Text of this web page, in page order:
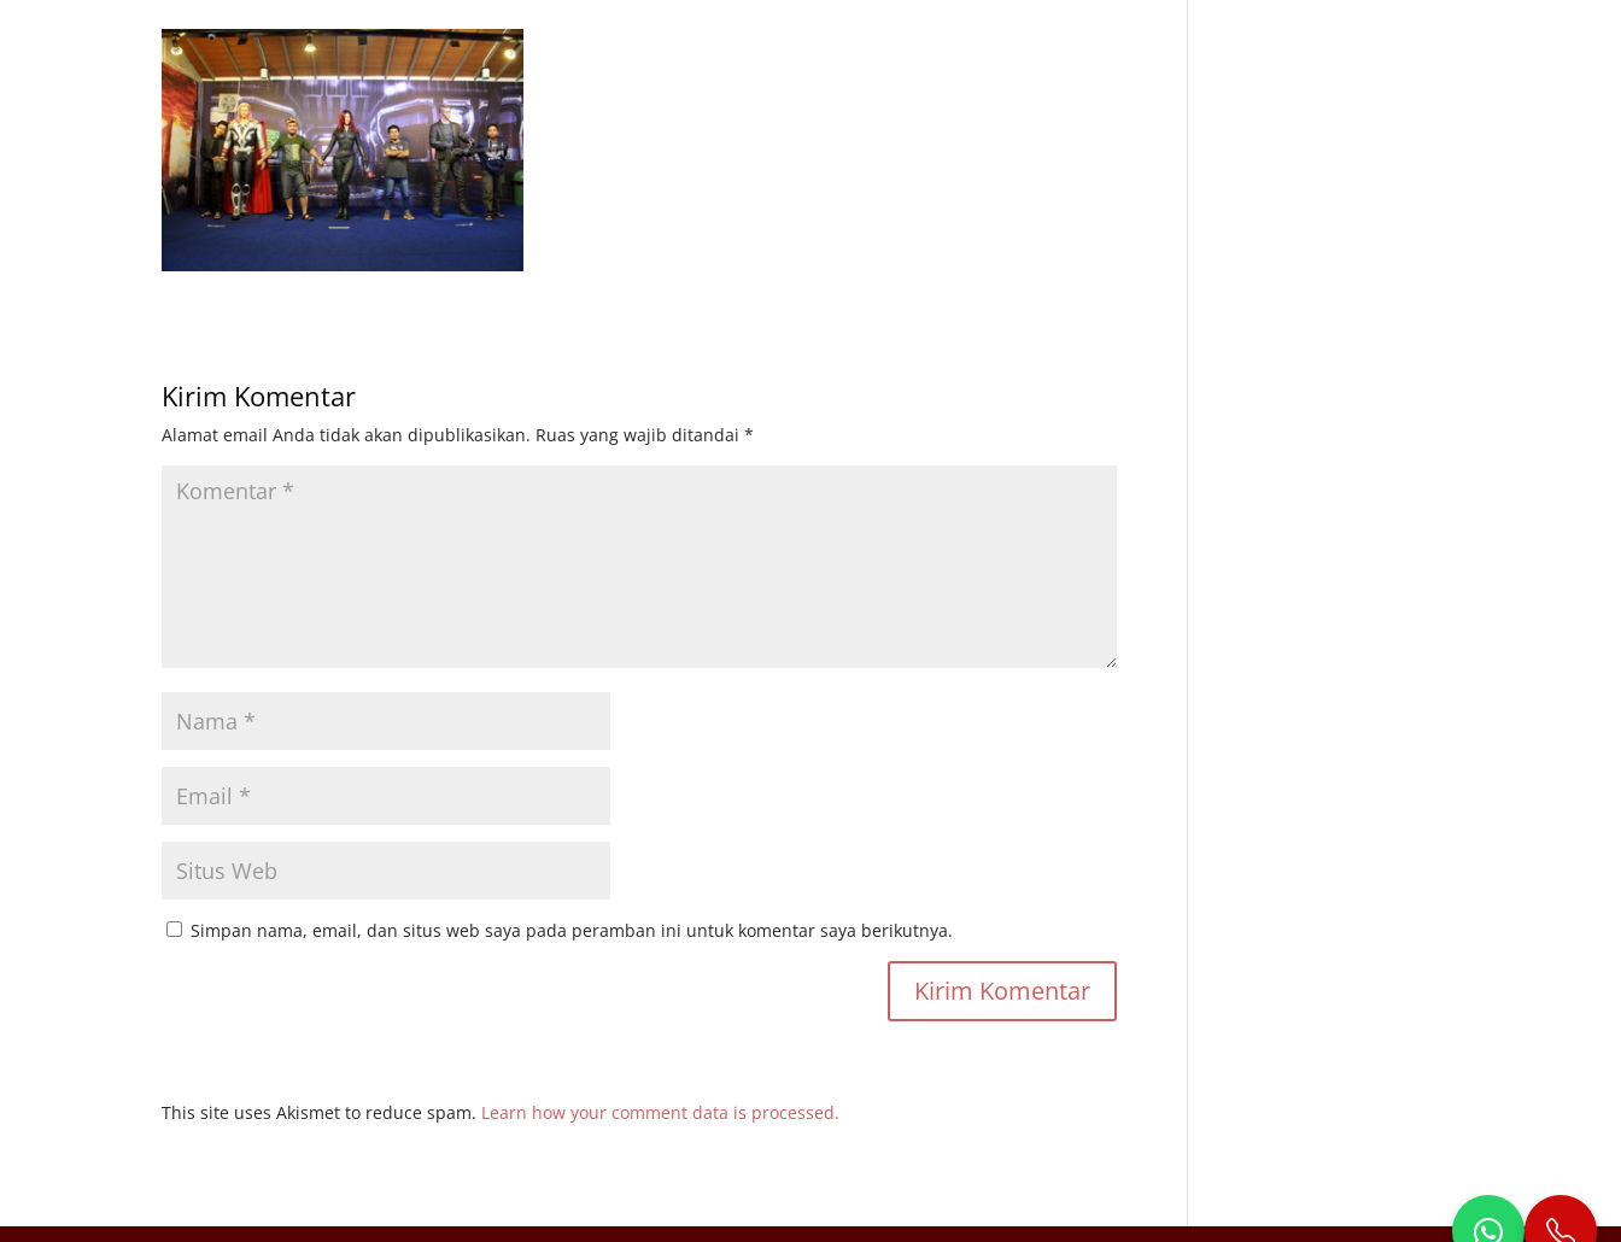
Kirim Komentar
Alamat email Anda tidak akan dipublikasikan. Ruas yang wajib ditandai*
Simpan nama, email, dan situs web saya pada peramban ini untuk komentar saya berikutnya.
This site uses Akismet to reduce spam. Learn how your comment data is processed.